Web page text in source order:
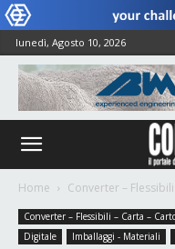
lunedì, Agosto 10, 2026
Home Converter –
Converter – Flessibili – Carta –
Digitale
Imballaggi - Materiali